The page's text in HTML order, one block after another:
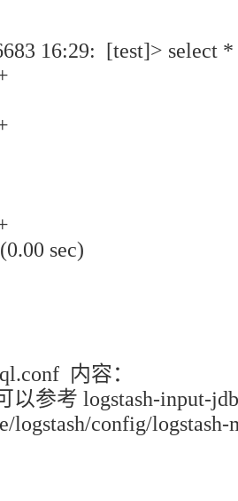
16:29: [test]> select
sec)
内容：
以参考 logstash-input-
logstash/config/logstash-